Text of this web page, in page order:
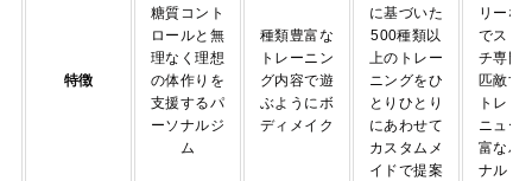
特徴
糖質コント
ロールと無
理なく理想
の体作りを
支援するパ
ーソナルジ
ム
種類豊富な
トレーニン
グ内容で遊
ぶようにボ
ディメイク
に基づいた
500種類以
上のトレー
ニングをひ
とりひとり
にあわせて
カスタムメ
イドで提案
リーな
でスト
チ専門
匹敵す
トレッ
ニュー
富なパ
ナルト